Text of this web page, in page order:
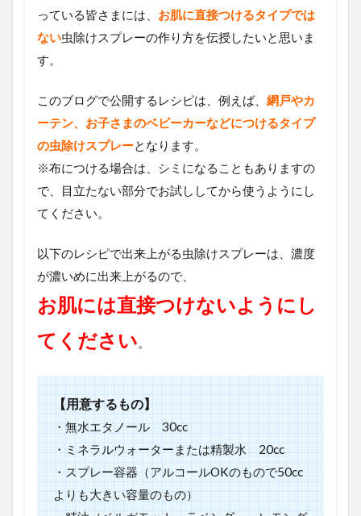
っている皆さまには、 お肌に直接つけるタイプでは
ない虫除けスプレーの作り方を伝授したいと思いま
す。
このブログで公開するレシピは、例えば、 網戸やカ
ーテン、お子さまのベビーカーなどにつけるタイプ
の虫除けスプレーとなります。
※布につける場合は、シミになることもありますの
で、目立たない部分でお試ししてから使うようにし
てください。
以下のレシピで出来上がる虫除けスプレーは、濃度
が濃いめに出来上がるので、
お肌には直接つけないようにし
てください。
【用意するもの】
・無水エタノール 30cc
・ミネラルウォーターまたは精製水 20cc
・スプレー容器（アルコールOKのもので50cc
よりも大きい容量のもの）